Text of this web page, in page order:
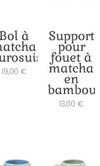
Bol à
19,00 €
Support
pour
fouet à
matcha
en
bambou
13,00 €